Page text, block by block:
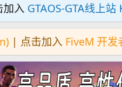
加入 GTAOS-GTA线上站
| 点击加入 FiveM 开